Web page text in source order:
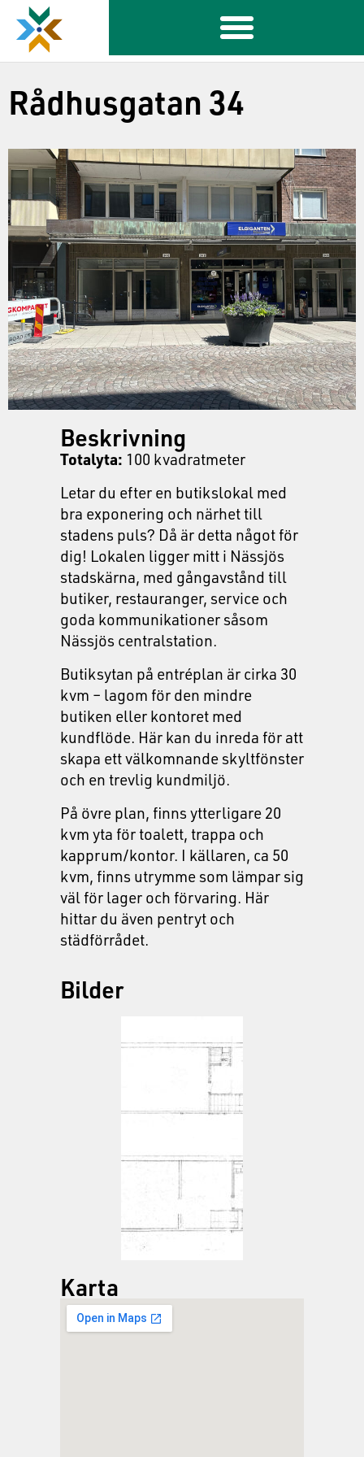
Rådhusgatan 34
Beskrivning
Bilder
Totalyta: 100 kvadratmeter
Letar du efter en butikslokal med
bra exponering och närhet till
stadens puls? Då är detta något för
dig! Lokalen ligger mitt i Nässjös
stadskärna, med gångavstånd till
butiker, restauranger, service och
goda kommunikationer såsom
Nässjös centralstation.
Butiksytan på entréplan är cirka 30
kvm – lagom för den mindre
butiken eller kontoret med
kundflöde. Här kan du inreda för att
skapa ett välkomnande skyltfönster
och en trevlig kundmiljö.
På övre plan, finns ytterligare 20
kvm yta för toalett, trappa och
kapprum/kontor. I källaren, ca 50
kvm, finns utrymme som lämpar sig
väl för lager och förvaring. Här
hittar du även pentryt och
städförrådet.
Karta